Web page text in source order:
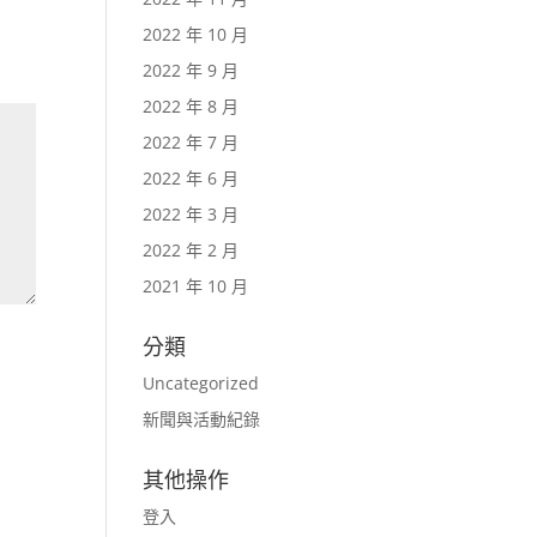
2022 年 10 月
2022 年 9 月
2022 年 8 月
2022 年 7 月
2022 年 6 月
2022 年 3 月
2022 年 2 月
2021 年 10 月
分類
Uncategorized
新聞與活動紀錄
其他操作
登入